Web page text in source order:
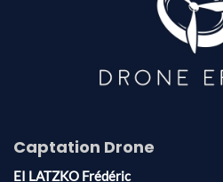
Captation Drone
EI LATZKO Frédéric